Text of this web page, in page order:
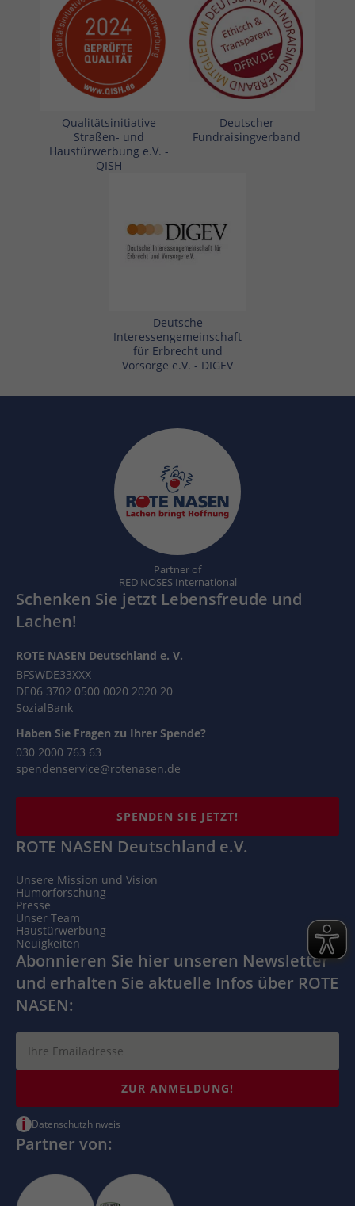
Qualitätsinitiative
Straßen- und
Haustürwerbung e.V. -
QISH
Deutscher
Fundraisingverband
Deutsche
Interessengemeinschaft
für Erbrecht und
Vorsorge e.V. - DIGEV
Partner of
RED NOSES International
Schenken Sie jetzt Lebensfreude und
Lachen!
ROTE NASEN Deutschland e. V.
BFSWDE33XXX
DE06 3702 0500 0020 2020 20
SozialBank
Haben Sie Fragen zu Ihrer Spende?
030 2000 763 63
spendenservice@rotenasen.de
SPENDEN SIE JETZT!
ROTE NASEN Deutschland e.V.
Unsere Mission und Vision
Humorforschung
Presse
Unser Team
Haustürwerbung
Neuigkeiten
Abonnieren Sie hier unseren Newsletter
und erhalten Sie aktuelle Infos über ROTE
NASEN:
ZUR ANMELDUNG!
i Datenschutzhinweis
Partner von: